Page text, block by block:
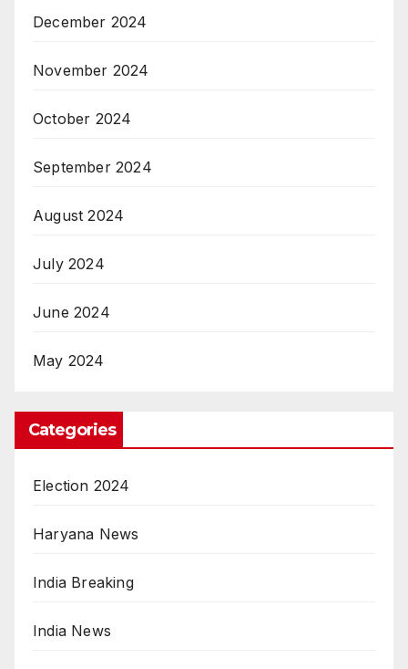
December 2024
November 2024
October 2024
September 2024
August 2024
July 2024
June 2024
May 2024
Categories
Election 2024
Haryana News
India Breaking
India News